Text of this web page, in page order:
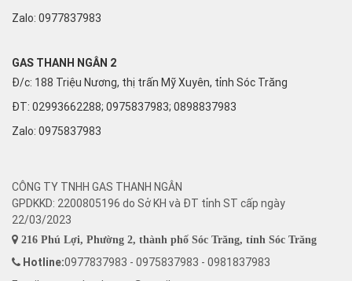
Zalo: 0977837983
GAS THANH NGÂN 2
Đ/c: 188 Triệu Nương, thị trấn Mỹ Xuyên, tỉnh Sóc Trăng
ĐT: 02993662288; 0975837983; 0898837983
Zalo: 0975837983
CÔNG TY TNHH GAS THANH NGÂN
GPDKKD: 2200805196 do Sở KH và ĐT tỉnh ST cấp ngày
22/03/2023
216 Phú Lợi, Phường 2, thành phố Sóc Trăng, tỉnh Sóc Trăng
Hotline:0977837983 - 0975837983 - 0981837983